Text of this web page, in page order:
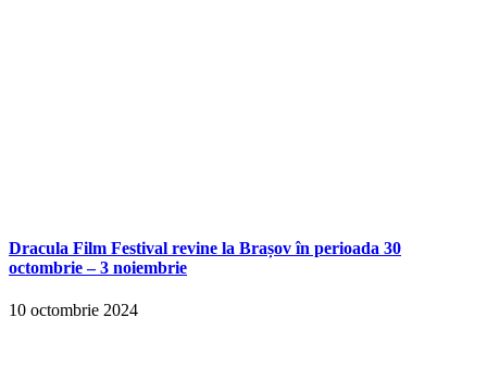
Dracula Film Festival revine la Brașov în perioada 30
octombrie – 3 noiembrie
10 octombrie 2024